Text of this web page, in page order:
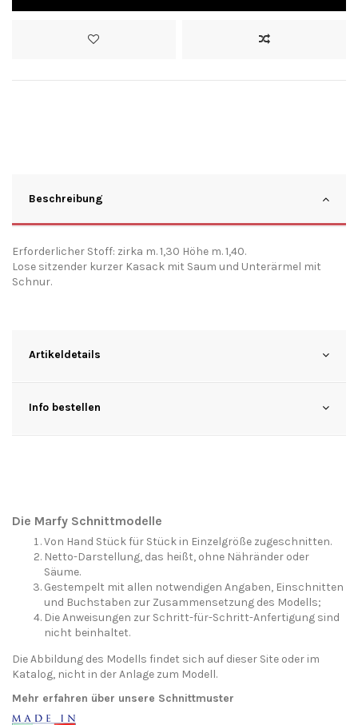
Beschreibung
Erforderlicher Stoff: zirka m. 1,30 Höhe m. 1,40.
Lose sitzender kurzer Kasack mit Saum und Unterärmel mit
Schnur.
Artikeldetails
Info bestellen
Die Marfy Schnittmodelle
Von Hand Stück für Stück in Einzelgröße zugeschnitten.
Netto-Darstellung, das heißt, ohne Nähränder oder
Säume.
Gestempelt mit allen notwendigen Angaben, Einschnitten
und Buchstaben zur Zusammensetzung des Modells;
Die Anweisungen zur Schritt-für-Schritt-Anfertigung sind
nicht beinhaltet.
Die Abbildung des Modells findet sich auf dieser Site oder im
Katalog, nicht in der Anlage zum Modell.
Mehr erfahren über unsere Schnittmuster